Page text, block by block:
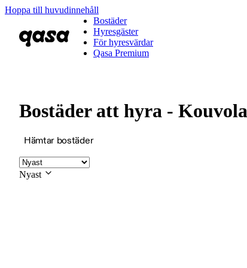
Hoppa till huvudinnehåll
Bostäder
Hyresgäster
För hyresvärdar
Qasa Premium
Bostäder att hyra - Kouvola
Hämtar bostäder
Nyast